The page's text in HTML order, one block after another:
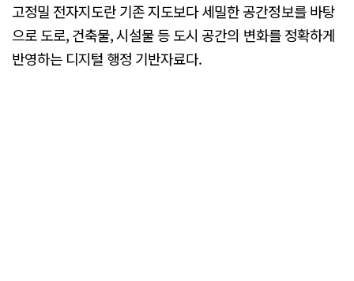
고정밀 전자지도란 기존 지도보다 세밀한 공간정보를 바탕
으로 도로, 건축물, 시설물 등 도시 공간의 변화를 정확하게
반영하는 디지털 행정 기반자료다.